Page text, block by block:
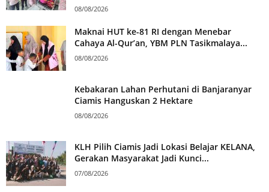
08/08/2026
Maknai HUT ke-81 RI dengan Menebar
Cahaya Al-Qur’an, YBM PLN Tasikmalaya...
08/08/2026
Kebakaran Lahan Perhutani di Banjaranyar
Ciamis Hanguskan 2 Hektare
08/08/2026
KLH Pilih Ciamis Jadi Lokasi Belajar KELANA,
Gerakan Masyarakat Jadi Kunci...
07/08/2026